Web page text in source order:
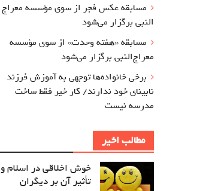
مسابقه عکس فجر از سوی مؤسسه معراج‌
النبی برگزار می‌شود
مسابقه «هفته وحدت» از سوی مؤسسه
معراج‌النبی برگزار می‌شود
برخی خانواده‌ها توجهی به آموزش‌ فرزند
نابینای خود ندارند/ کار خیر فقط ساخت
مدرسه نیست
مطالب اخیر
خوش اخلاقی در اسلام و
تأثیر آن بر دیگران